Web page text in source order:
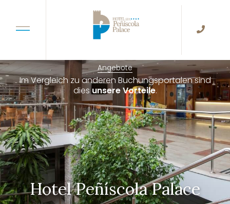
Angebote
Im Vergleich zu anderen Buchungsportalen sind
dies unsere Vorteile.
Hotel Peñíscola Palace